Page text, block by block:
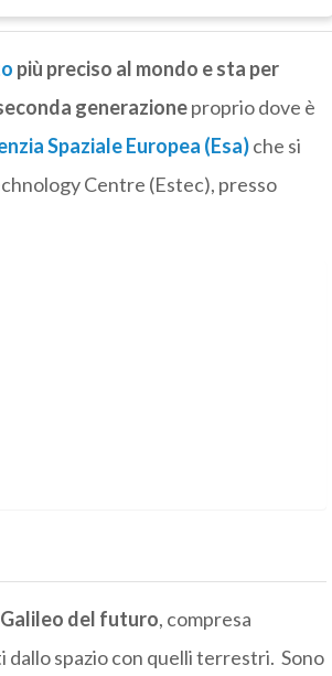
più preciso al mondo e sta per
generazioneproprio dove è
Spaziale Europea (Esa)che si
Centre (Estec), presso
del futuro, compresa
spazio con quelli terrestri. Sono